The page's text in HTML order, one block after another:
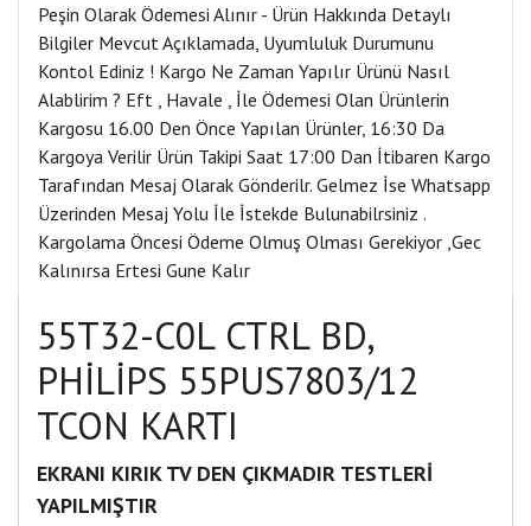
Peşin Olarak Ödemesi Alınır - Ürün Hakkında Detaylı
Bilgiler Mevcut Açıklamada, Uyumluluk Durumunu
Kontol Ediniz ! Kargo Ne Zaman Yapılır Ürünü Nasıl
Alablirim ? Eft , Havale , İle Ödemesi Olan Ürünlerin
Kargosu 16.00 Den Önce Yapılan Ürünler, 16:30 Da
Kargoya Verilir Ürün Takipi Saat 17:00 Dan İtibaren Kargo
Tarafından Mesaj Olarak Gönderilr. Gelmez İse Whatsapp
Üzerinden Mesaj Yolu İle İstekde Bulunabilrsiniz .
Kargolama Öncesi Ödeme Olmuş Olması Gerekiyor ,Gec
Kalınırsa Ertesi Gune Kalır
55T32-C0L CTRL BD,
PHİLİPS 55PUS7803/12
TCON KARTI
EKRANI KIRIK TV DEN ÇIKMADIR TESTLERİ
YAPILMIŞTIR